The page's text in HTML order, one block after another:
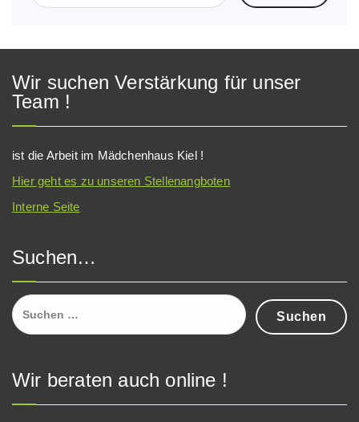
Wir suchen Verstärkung für unser
Team !
ist die Arbeit im Mädchenhaus Kiel !
Hier geht es zu unseren Stellenangboten
Interne Seite
Suchen…
Suchen
nach:
Wir beraten auch online !